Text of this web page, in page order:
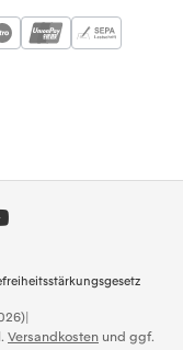
|
Versandkosten und ggf.